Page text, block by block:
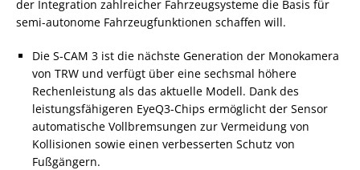
der Integration zahlreicher Fahrzeugsysteme die Basis für
semi-autonome Fahrzeugfunktionen schaffen will.
Die S-CAM 3 ist die nächste Generation der Monokamera
von TRW und verfügt über eine sechsmal höhere
Rechenleistung als das aktuelle Modell. Dank des
leistungsfähigeren EyeQ3-Chips ermöglicht der Sensor
automatische Vollbremsungen zur Vermeidung von
Kollisionen sowie einen verbesserten Schutz von
Fußgängern.